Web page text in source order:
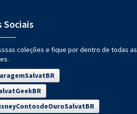
Sociais
coleções e fique por dentro de todas as